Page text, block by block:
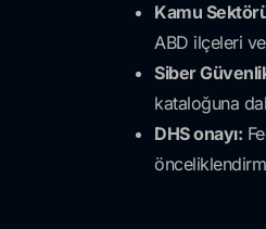
Kamu
ABD ilçeleri
Siber
kataloğuna
DHS onayı: